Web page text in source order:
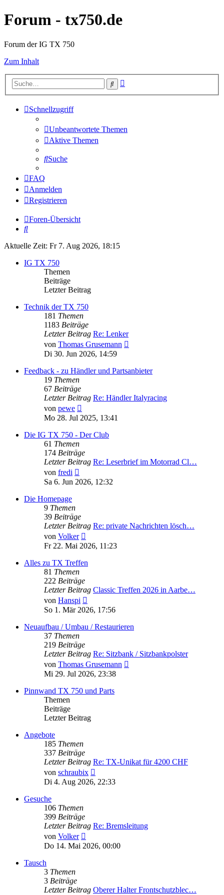
Forum - tx750.de
Forum der IG TX 750
Zum Inhalt
Suche
Schnellzugriff
Unbeantwortete Themen
Aktive Themen
Suche
FAQ
Anmelden
Registrieren
Foren-Übersicht
Suche
Aktuelle Zeit: Fr 7. Aug 2026, 18:15
IG TX 750
Themen
Beiträge
Letzter Beitrag
Technik der TX 750
181 Themen
1183 Beiträge
Letzter Beitrag Re: Lenker
von Thomas Grusemann
Di 30. Jun 2026, 14:59
Feedback - zu Händler und Partsanbieter
19 Themen
67 Beiträge
Letzter Beitrag Re: Händler Italyracing
von pewe
Beitrag
Mo 28. Jul 2025, 13:41
Die IG TX 750 - Der Club
61 Themen
174 Beiträge
Letzter Beitrag Re: Leserbrief im Motorrad Cl…
von fredi
Beitrag
Sa 6. Jun 2026, 12:32
Die Homepage
9 Themen
39 Beiträge
Letzter Beitrag Re: private Nachrichten lösch…
von Volker
Beitrag
Fr 22. Mai 2026, 11:23
Alles zu TX Treffen
81 Themen
222 Beiträge
Letzter Beitrag Classic Treffen 2026 in Aarbe…
von Hanspi
Beitrag
So 1. Mär 2026, 17:56
Neuaufbau / Umbau / Restaurieren
37 Themen
219 Beiträge
Letzter Beitrag Re: Sitzbank / Sitzbankpolster
von Thomas Grusemann
Mi 29. Jul 2026, 23:38
Pinnwand TX 750 und Parts
Themen
Beiträge
Letzter Beitrag
Angebote
185 Themen
337 Beiträge
Letzter Beitrag Re: TX-Unikat für 4200 CHF
von schraubix
Beitrag
Di 4. Aug 2026, 22:33
Gesuche
106 Themen
399 Beiträge
Letzter Beitrag Re: Bremsleitung
von Volker
Beitrag
Do 14. Mai 2026, 00:00
Tausch
3 Themen
3 Beiträge
Letzter Beitrag Oberer Halter Frontschutzblec…